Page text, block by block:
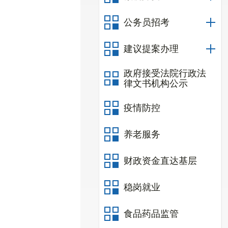
公务员招考
建议提案办理
政府接受法院行政法
律文书机构公示
疫情防控
养老服务
财政资金直达基层
稳岗就业
食品药品监管